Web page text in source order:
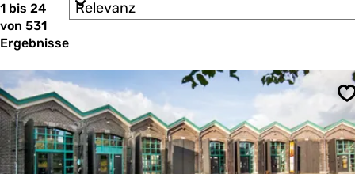
ö
c
h
t
e
s
t
r
e
n
a
c
h
:
1 bis 24
von 531
Ergebnisse
S
r
t
r
e
n
n
a
c